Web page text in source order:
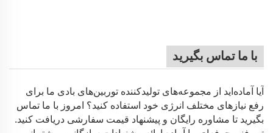
با ما تماس بگیرید
آیا آماده‌اید از مجموعه‌های تولیدکننده توربین‌های بادی ما برای
رفع نیازهای مختلف انرژی خود استفاده کنید؟ امروز با ما تماس
بگیرید تا مشاوره رایگان و پیشنهاد قیمت سفارشی دریافت کنید.